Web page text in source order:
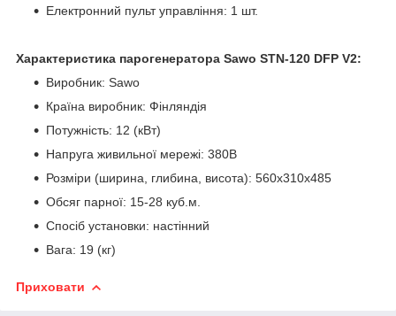
Електронний пульт управління: 1 шт.
Характеристика парогенератора Sawo STN-120 DFP V2:
Виробник: Sawo
Країна виробник: Фінляндія
Потужність: 12 (кВт)
Напруга живильної мережі: 380В
Розміри (ширина, глибина, висота): 560x310x485
Обсяг парної: 15-28 куб.м.
Спосіб установки: настінний
Вага: 19 (кг)
Приховати